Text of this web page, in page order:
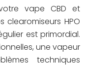
vape CBD et
HPO
est primordial.
une vapeur
techniques